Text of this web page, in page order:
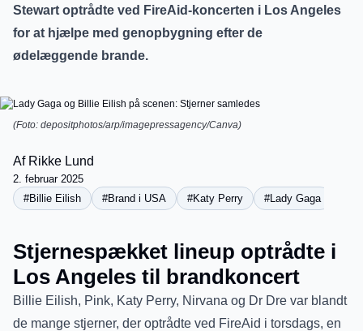
Stewart optrådte ved FireAid-koncerten i Los Angeles
for at hjælpe med genopbygning efter de
ødelæggende brande.
(Foto: depositphotos/arp/imagepressagency/Canva)
Af Rikke Lund
2. februar 2025
#Billie Eilish
#Brand i USA #Katy Perry #Lady Gaga
Stjernespækket lineup optrådte i
Los Angeles til brandkoncert
Billie Eilish, Pink, Katy Perry, Nirvana og Dr Dre var blandt
de mange stjerner, der optrådte ved FireAid i torsdags, en